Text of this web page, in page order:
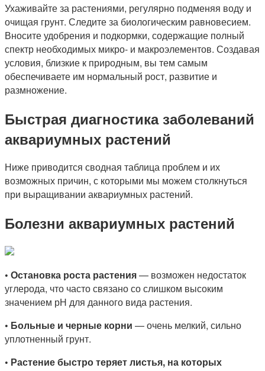
Ухаживайте за растениями, регулярно подменяя воду и
очищая грунт. Следите за биологическим равновесием.
Вносите удобрения и подкормки, содержащие полный
спектр необходимых микро- и макроэлементов. Создавая
условия, близкие к природным, вы тем самым
обеспечиваете им нормальный рост, развитие и
размножение.
Быстрая диагностика заболеваний
аквариумных растений
Ниже приводится сводная таблица проблем и их
возможных причин, с которыми мы можем столкнуться
при выращивании аквариумных растений.
Болезни аквариумных растений
• Остановка роста растения— возможен недостаток
углерода, что часто связано со слишком высоким
значением рН для данного вида растения.
• Больные и черные корни — очень мелкий, сильно
уплотненный грунт.
• Растение быстро теряет листья, на которых